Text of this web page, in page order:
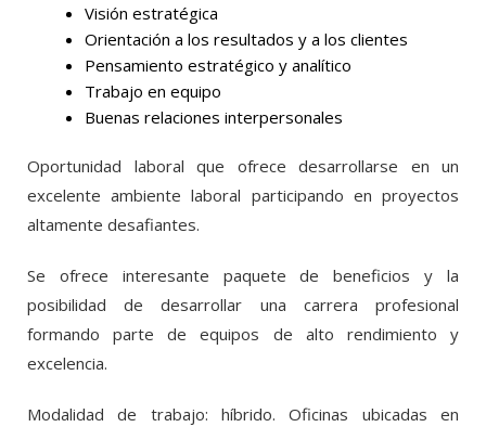
Visión estratégica
Orientación a los resultados y a los clientes
Pensamiento estratégico y analítico
Trabajo en equipo
Buenas relaciones interpersonales
Oportunidad laboral que ofrece desarrollarse en un
excelente ambiente laboral participando en proyectos
altamente desafiantes.
Se ofrece interesante paquete de beneficios y la
posibilidad de desarrollar una carrera profesional
formando parte de equipos de alto rendimiento y
excelencia.
Modalidad de trabajo: híbrido. Oficinas ubicadas en